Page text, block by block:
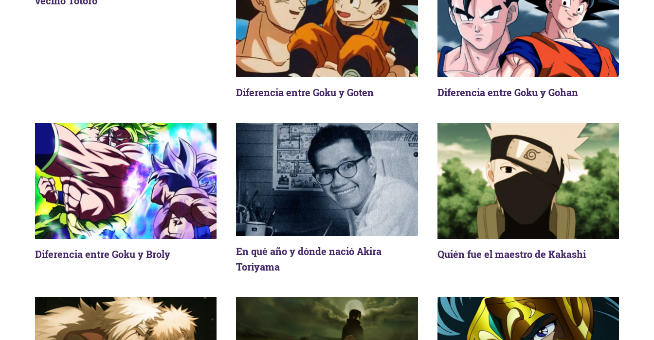
Diferencia entre Goku y Goten Diferencia entre Goku y Gohan
Diferencia entre Goku y Broly
En qué año y dónde nació Akira
Toriyama
Quién fue el maestro de Kakashi